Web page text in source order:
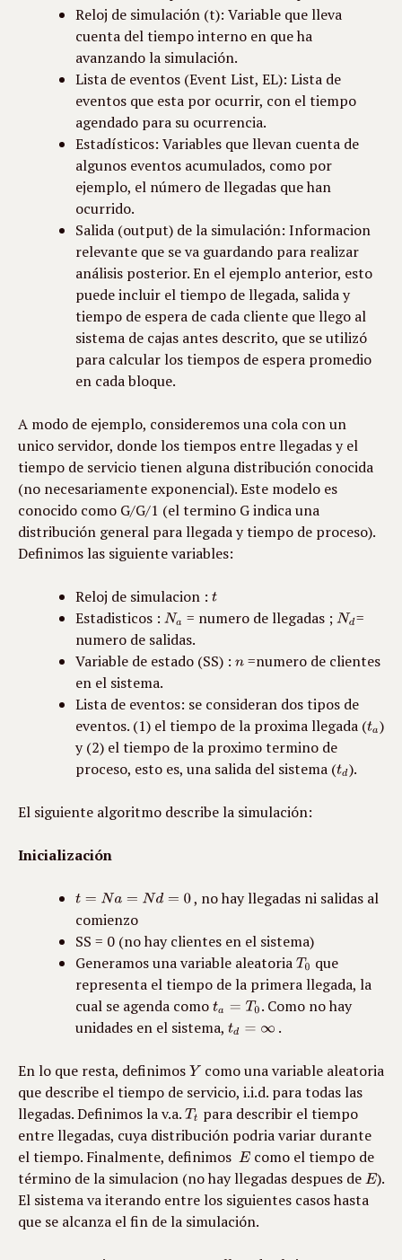
Reloj de simulación (t): Variable que lleva
cuenta del tiempo interno en que ha
avanzando la simulación.
Lista de eventos (Event List, EL): Lista de
eventos que esta por ocurrir, con el tiempo
agendado para su ocurrencia.
Estadísticos: Variables que llevan cuenta de
algunos eventos acumulados, como por
ejemplo, el número de llegadas que han
ocurrido.
Salida (output) de la simulación: Informacion
relevante que se va guardando para realizar
análisis posterior. En el ejemplo anterior, esto
puede incluir el tiempo de llegada, salida y
tiempo de espera de cada cliente que llego al
sistema de cajas antes descrito, que se utilizó
para calcular los tiempos de espera promedio
en cada bloque.
A modo de ejemplo, consideremos una cola con un
unico servidor, donde los tiempos entre llegadas y el
tiempo de servicio tienen alguna distribución conocida
(no necesariamente exponencial). Este modelo es
conocido como G/G/1 (el termino G indica una
distribución general para llegada y tiempo de proceso).
Definimos las siguiente variables:
Reloj de simulacion :
Estadisticos :
= numero de llegadas ;
=
numero de salidas.
Variable de estado (SS) :
=numero de clientes
en el sistema.
Lista de eventos: se consideran dos tipos de
eventos. (1) el tiempo de la proxima llegada (
)
y (2) el tiempo de la proximo termino de
proceso, esto es, una salida del sistema (
).
El siguiente algoritmo describe la simulación:
Inicialización
, no hay llegadas ni salidas al
comienzo
SS = 0 (no hay clientes en el sistema)
Generamos una variable aleatoria
que
representa el tiempo de la primera llegada, la
cual se agenda como
. Como no hay
unidades en el sistema,
.
En lo que resta, definimos
como una variable aleatoria
que describe el tiempo de servicio, i.i.d. para todas las
llegadas. Definimos la v.a.
para describir el tiempo
entre llegadas, cuya distribución podria variar durante
el tiempo. Finalmente, definimos
como el tiempo de
término de la simulacion (no hay llegadas despues de
).
El sistema va iterando entre los siguientes casos hasta
que se alcanza el fin de la simulación.